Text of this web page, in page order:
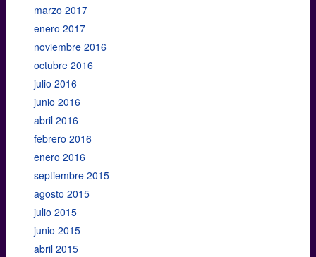
marzo 2017
enero 2017
noviembre 2016
octubre 2016
julio 2016
junio 2016
abril 2016
febrero 2016
enero 2016
septiembre 2015
agosto 2015
julio 2015
junio 2015
abril 2015